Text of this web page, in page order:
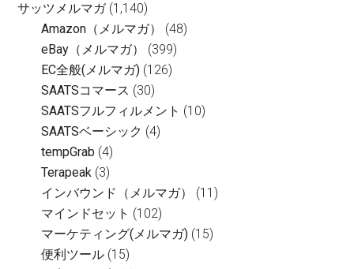
サッツメルマガ(1,140)
Amazon（メルマガ）
(48)
eBay（メルマガ）
(399)
EC全般(メルマガ) (126)
SAATSコマース (30)
SAATSフルフィルメント (10)
SAATSベーシック (4)
tempGrab (4)
Terapeak (3)
インバウンド（メルマガ）
(11)
マインドセット (102)
マーケティング(メルマガ) (15)
便利ツール (15)